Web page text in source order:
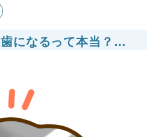
？見えないところで進行する再発虫歯とは